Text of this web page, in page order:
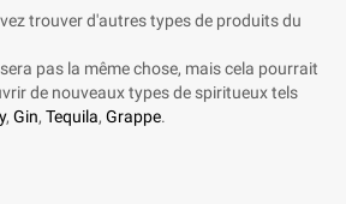
trouver d'autres types de produits du
pas la même chose, mais cela pourrait
de nouveaux types de spiritueux tels
, Gin, Tequila, Grappe.